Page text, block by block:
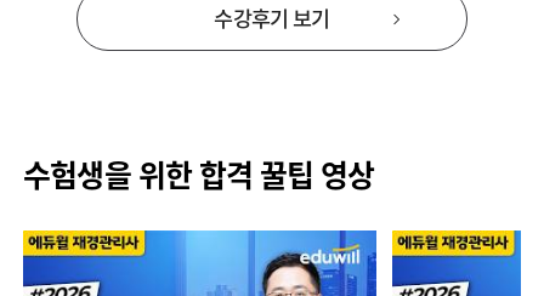
수강후기 보기
수험생을 위한 합격 꿀팁 영상